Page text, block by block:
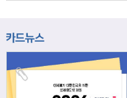
니다. 배움이 쌓이는 시간, 인적자본 학교에
가는 과정입니다. 수업을 통해 배우는 전공
지식, 친구들과의 협업, 다양한 활동 속에서
얻는 문제 해결 경험은 모두 개인의 역량으
로 축적됩니다. 경제학에서는 이.......